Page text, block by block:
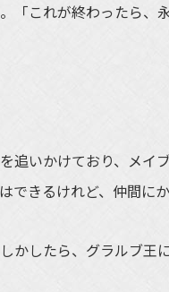
「これが終わったら、
追いかけており、メイ
きるけれど、仲間に
したら、グラルブ王